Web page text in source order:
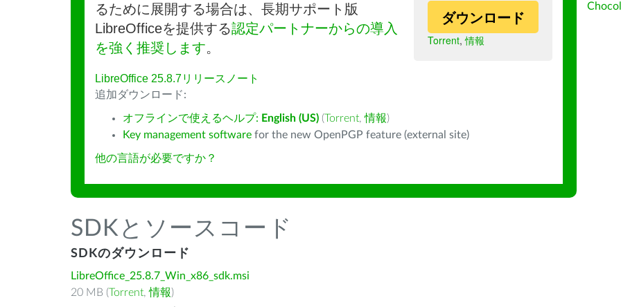
ダウンロード
Torrent,情報
るために展開する場合は、長期サポート版
LibreOfficeを提供する認定パートナーからの導入
を強く推奨します。
LibreOffice 25.8.7リリースノート
追加ダウンロード:
オフラインで使えるヘルプ: English (US) (Torrent,情報)
Key management software for the new OpenPGP feature (external site)
他の言語が必要ですか？
SDKとソースコード
SDKのダウンロード
LibreOffice_25.8.7_Win_x86_sdk.msi
20 MB (Torrent,情報)